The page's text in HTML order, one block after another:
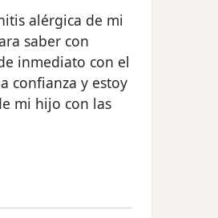
alérgica de mi
saber con
inmediato con el
confianza y estoy
mi hijo con las
usuario Cynthia escoto García